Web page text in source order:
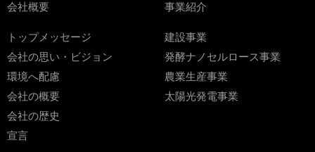
会社概要
トップメッセージ
会社の思い・ビジョン
環境へ配慮
会社の概要
会社の歴史
宣言
事業紹介
建設事業
発酵ナノセルロース事業
農業生産事業
太陽光発電事業